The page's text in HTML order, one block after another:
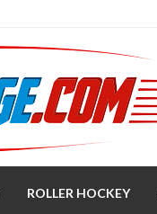
ROLLER HOCKEY